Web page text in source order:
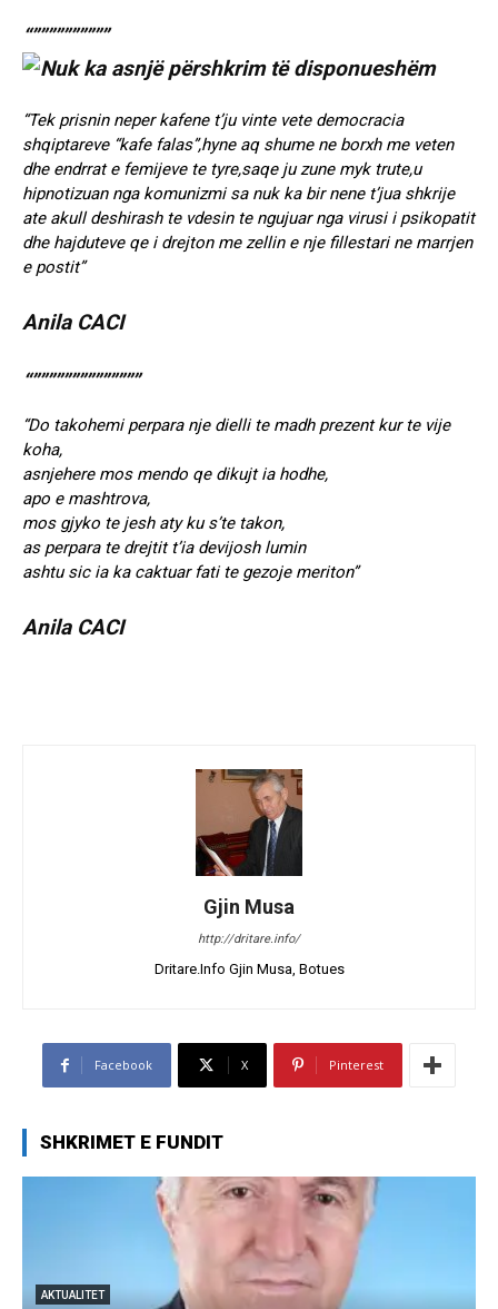
“””””””””””
“Tek prisnin neper kafene t’ju vinte vete democracia
shqiptareve “kafe falas”,hyne aq shume ne borxh me veten
dhe endrrat e femijeve te tyre,saqe ju zune myk trute,u
hipnotizuan nga komunizmi sa nuk ka bir nene t’jua shkrije
ate akull deshirash te vdesin te ngujuar nga virusi i psikopatit
dhe hajduteve qe i drejton me zellin e nje fillestari ne marrjen
e postit”
Anila CACI
“””””””””””””””
“Do takohemi perpara nje dielli te madh prezent kur te vije
koha,
asnjehere mos mendo qe dikujt ia hodhe,
apo e mashtrova,
mos gjyko te jesh aty ku s’te takon,
as perpara te drejtit t’ia devijosh lumin
ashtu sic ia ka caktuar fati te gezoje meriton”
Anila CACI
Gjin Musa
http://dritare.info/
Dritare.Info Gjin Musa, Botues
Facebook X Pinterest
SHKRIMET E FUNDIT